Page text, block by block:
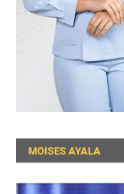
MOISES AYALA